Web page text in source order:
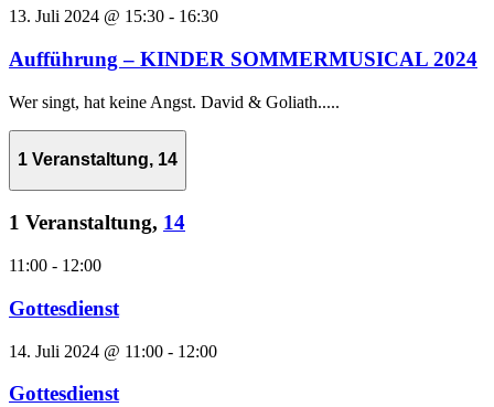
13. Juli 2024 @ 15:30 - 16:30
Aufführung – KINDER SOMMERMUSICAL 2024
Wer singt, hat keine Angst. David & Goliath.....
1 Veranstaltung, 14
1 Veranstaltung, 14
11:00 - 12:00
Gottesdienst
14. Juli 2024 @ 11:00 - 12:00
Gottesdienst